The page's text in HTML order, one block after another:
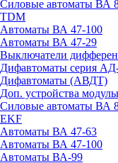
Силовые автоматы ВА
TDM
Автоматы ВА 47-100
Автоматы ВА 47-29
Выключатели
Дифавтоматы серия
Дифавтоматы (АВДТ)
Доп. устройства
Силовые автоматы ВА
EKF
Автоматы ВА 47-63
Автоматы ВА 47-100
Автоматы ВА-99